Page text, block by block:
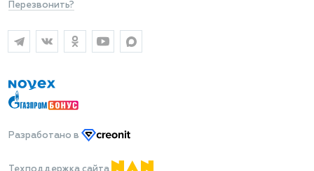
Перезвонить?
Разработано в